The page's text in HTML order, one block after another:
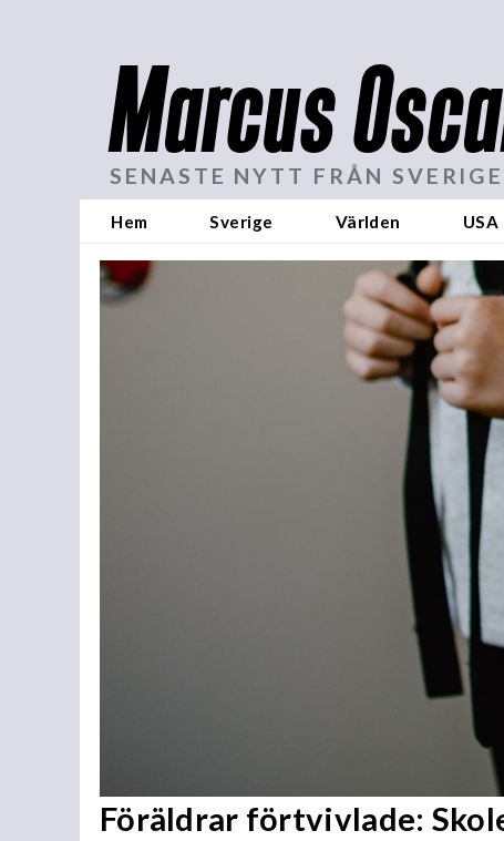
Marcus
SENASTE NYTT FRÅN
Hem Sverige Världen USA
Föräldrar förtvivlade: